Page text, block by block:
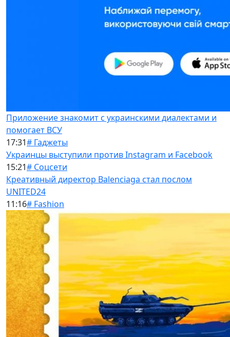
Приложение знакомит с украинскими диалектами и
помогает ВСУ
17:31# Гаджеты
Украинцы выступили против Instagram и Facebook
15:21# Соцсети
Креативный директор Balenciaga стал послом
UNITED24
11:16# Fashion